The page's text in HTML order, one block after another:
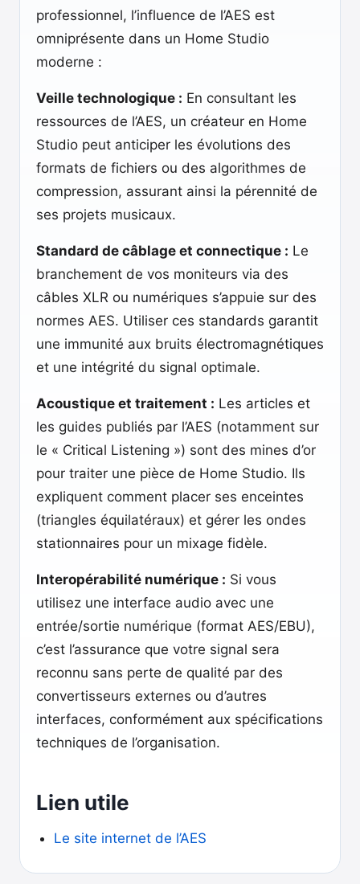
professionnel, l’influence de l’AES est
omniprésente dans un Home Studio
moderne :
Veille technologique : En consultant les
ressources de l’AES, un créateur en Home
Studio peut anticiper les évolutions des
formats de fichiers ou des algorithmes de
compression, assurant ainsi la pérennité de
ses projets musicaux.
Standard de câblage et connectique : Le
branchement de vos moniteurs via des
câbles XLR ou numériques s’appuie sur des
normes AES. Utiliser ces standards garantit
une immunité aux bruits électromagnétiques
et une intégrité du signal optimale.
Acoustique et traitement : Les articles et
les guides publiés par l’AES (notamment sur
le « Critical Listening ») sont des mines d’or
pour traiter une pièce de Home Studio. Ils
expliquent comment placer ses enceintes
(triangles équilatéraux) et gérer les ondes
stationnaires pour un mixage fidèle.
Interopérabilité numérique : Si vous
utilisez une interface audio avec une
entrée/sortie numérique (format AES/EBU),
c’est l’assurance que votre signal sera
reconnu sans perte de qualité par des
convertisseurs externes ou d’autres
interfaces, conformément aux spécifications
techniques de l’organisation.
Lien utile
Le site internet de l’AES